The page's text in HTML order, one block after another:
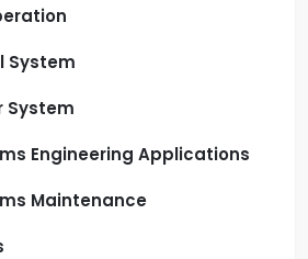
System
System
Engineering Applications
Maintenance